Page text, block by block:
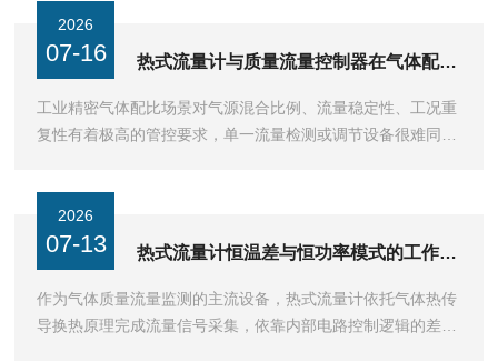
2026
07-16 热式流量计与质量流量控制器在气体配比中的协同
工业精密气体配比场景对气源混合比例、流量稳定性、工况重
复性有着极高的管控要求，单一流量检测或调节设备很难同时
2026
07-13 热式流量计恒温差与恒功率模式的工作原理与核心优势
作为气体质量流量监测的主流设备，热式流量计依托气体热传
导换热原理完成流量信号采集，依靠内部电路控制逻辑的差异